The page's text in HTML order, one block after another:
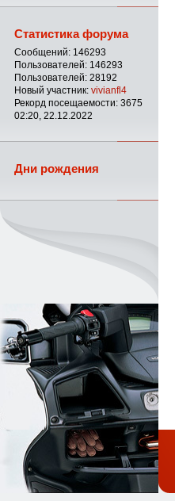
Статистика форума
Сообщений: 146293
Пользователей: 146293
Пользователей: 28192
Новый участник: vivianfl4
Рекорд посещаемости: 3675
02:20, 22.12.2022
Дни рождения